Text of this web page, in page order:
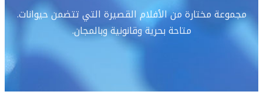
مجموعة مختارة من الأفلام القصيرة التي تتضمن حيوانات.
متاحة بحرية وقانونية وبالمجان.